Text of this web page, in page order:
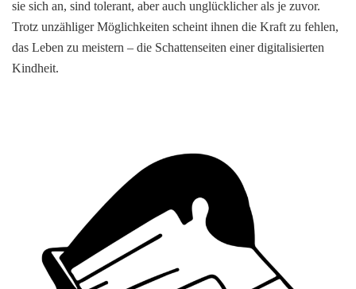
sie sich an, sind tolerant, aber auch unglücklicher als je zuvor.
Trotz unzähliger Möglichkeiten scheint ihnen die Kraft zu fehlen,
das Leben zu meistern – die Schattenseiten einer digitalisierten
Kindheit.